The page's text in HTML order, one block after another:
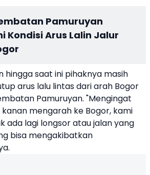
Pamuruyan
Kondisi Arus Lalin Jalur
hingga saat ini pihaknya masih
arus lalu lintas dari arah Bogor
Pamuruyan. "Mengingat
mengarah ke Bogor, kami
ada lagi longsor atau jalan yang
bisa mengakibatkan